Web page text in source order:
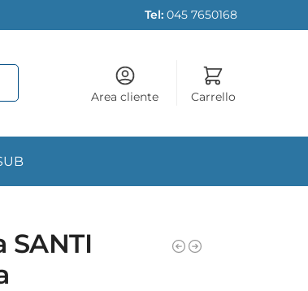
Tel: 045 7650168
Area cliente Carrello
SANTI